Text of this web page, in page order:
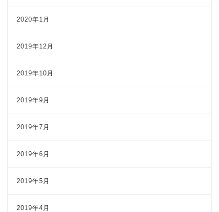
2020年1月
2019年12月
2019年10月
2019年9月
2019年7月
2019年6月
2019年5月
2019年4月